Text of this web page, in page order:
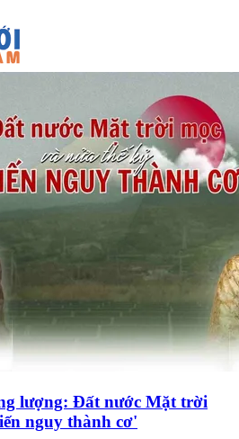
lượng: Đất nước Mặt trời
nguy thành cơ'